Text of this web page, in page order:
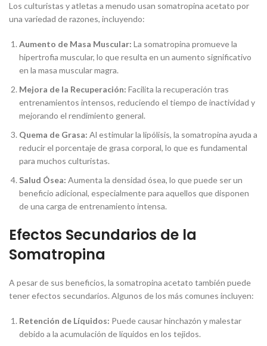
Los culturistas y atletas a menudo usan somatropina acetato por
una variedad de razones, incluyendo:
Aumento de Masa Muscular: La somatropina promueve la
hipertrofia muscular, lo que resulta en un aumento significativo
en la masa muscular magra.
Mejora de la Recuperación: Facilita la recuperación tras
entrenamientos intensos, reduciendo el tiempo de inactividad y
mejorando el rendimiento general.
Quema de Grasa: Al estimular la lipólisis, la somatropina ayuda a
reducir el porcentaje de grasa corporal, lo que es fundamental
para muchos culturistas.
Salud Ósea: Aumenta la densidad ósea, lo que puede ser un
beneficio adicional, especialmente para aquellos que disponen
de una carga de entrenamiento intensa.
Efectos Secundarios de la
Somatropina
A pesar de sus beneficios, la somatropina acetato también puede
tener efectos secundarios. Algunos de los más comunes incluyen:
Retención de Líquidos: Puede causar hinchazón y malestar
debido a la acumulación de líquidos en los tejidos.